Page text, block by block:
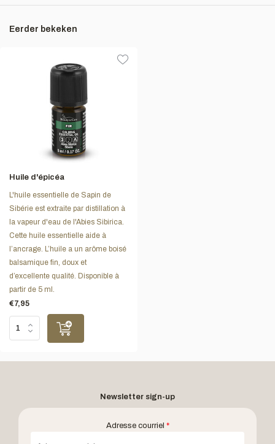
Eerder bekeken
Huile d'épicéa
L'huile essentielle de Sapin de
Sibérie est extraite par distillation à
la vapeur d'eau de l'Abies Sibirica.
Cette huile essentielle aide à
l’ancrage. L’huile a un arôme boisé
balsamique fin, doux et
d’excellente qualité. Disponible à
partir de 5 ml.
€7,95
Newsletter sign-up
Adresse courriel *